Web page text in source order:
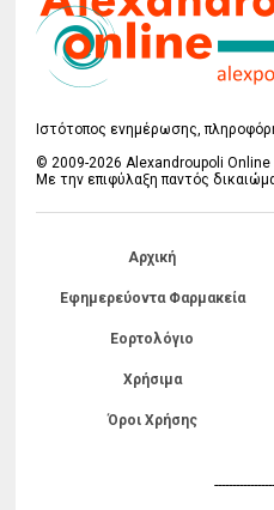
Ιστότοπος ενημέρωσης,
© 2009-2026 Alexandroupoli Online
Με την επιφύλαξη παντός
Αρχική
Εφημερεύοντα Φαρμακεία
Εορτολόγιο
Χρήσιμα
Όροι Χρήσης